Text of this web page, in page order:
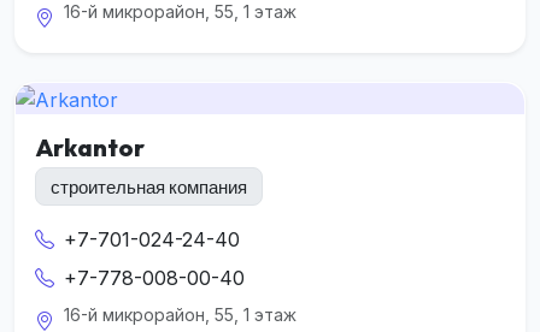
16-й микрорайон, 55, 1 этаж
Arkantor
строительная компания
+7-701-024-24-40
+7-778-008-00-40
16-й микрорайон, 55, 1 этаж